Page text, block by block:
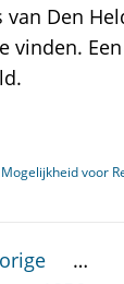
Den
vinden.
Mogelijkheid voor
…